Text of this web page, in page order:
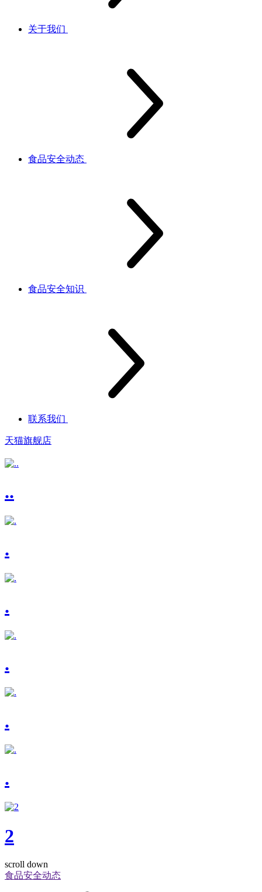
关于我们
食品安全动态
食品安全知识
联系我们
天猫旗舰店
..
.
.
.
.
.
2
scroll down
食品安全动态